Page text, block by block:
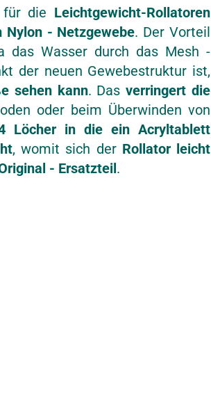
für die Leichtgewicht-Rollatoren
Nylon - Netzgewebe. Der Vorteil
das Wasser durch das Mesh -
der neuen Gewebestruktur ist,
sehen kann. Dasverringert die
oder beim Überwinden von
Löcher in die ein Acryltablett
, womit sich der Rollator leicht
- Ersatzteil.